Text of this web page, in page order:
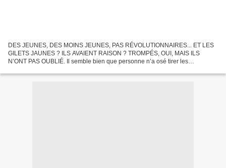
DES JEUNES, DES MOINS JEUNES, PAS RÉVOLUTIONNAIRES... ET LES
GILETS JAUNES ? ILS AVAIENT RAISON ? TROMPÉS, OUI, MAIS ILS
N’ONT PAS OUBLIÉ. Il semble bien que personne n’a osé tirer les